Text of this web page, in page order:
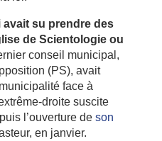
su prendre des
de Scientologie ou
conseil municipal,
(PS), avait
face à
droite suscite
l’ouverture de son
en janvier.